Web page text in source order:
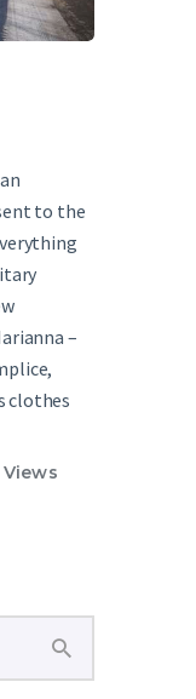
to the
–
clothes
Views